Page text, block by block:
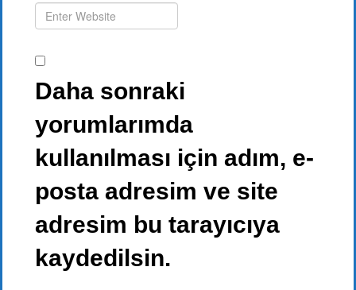
Daha sonraki
yorumlarımda
kullanılması için adım, e-
posta adresim ve site
adresim bu tarayıcıya
kaydedilsin.